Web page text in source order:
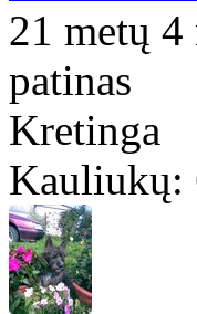
21 metų 4
patinas
Kretinga
Kauliukų: